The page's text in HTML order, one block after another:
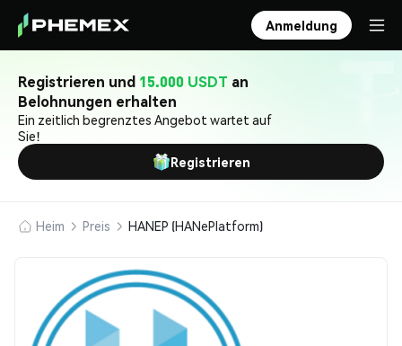
Anmeldung
Registrieren und 15.000 USDT an
Belohnungen erhalten
Ein zeitlich begrenztes Angebot wartet auf
Sie!
Registrieren
Heim Preis HANEP (HANePlatform)